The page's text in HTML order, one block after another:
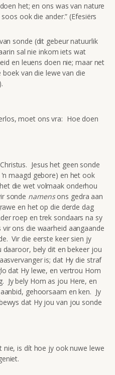
het; en ons was van nature
ook die ander.” (Efesiërs
sonde (dit gebeur natuurlik
sal nie inkom iets wat
en leuens doen nie; maar net
van die lewe van die
moet ons vra: Hoe doen
Jesus het geen sonde
maagd gebore) en het ook
die wet volmaak onderhou
sonde namensons gedra aan
en het op die derde dag
roep en trek sondaars na sy
ons die waarheid aangaande
Vir die eerste keer sien jy
bely dit en bekeer jou
is; dat Hy die straf
dat Hy lewe, en vertrou Hom
Jy bely Hom as jou Here, en
gehoorsaam en ken. Jy
dat Hy jou van jou sonde
is dít hoe jy ook nuwe lewe